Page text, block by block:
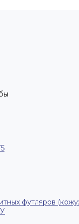
футляров